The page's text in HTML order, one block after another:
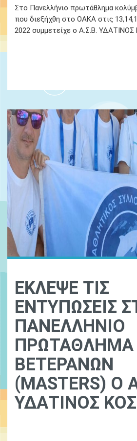
Στο Πανελλήνιο πρωτάθλημα
που διεξήχθη στο ΟΑΚΑ στις
2022 συμμετείχε ο Α.Σ.Β.
ΕΚΛΕΨΕ ΤΙΣ
ΕΝΤΥΠΩΣΕΙΣ
ΠΑΝΕΛΛΗΝΙΟ
ΠΡΩΤΑΘΛΗΜΑ
ΒΕΤΕΡΑΝΩΝ
(MASTERS) O
ΥΔΑΤΙΝΟΣ